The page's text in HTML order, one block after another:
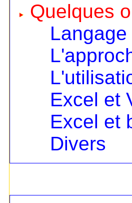
Quelques
Langage
Excel et
Excel et
Divers